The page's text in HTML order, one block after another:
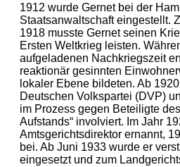
1912 wurde Gernet bei der
Staatsanwaltschaft eingestellt.
1918 musste Gernet seinen
Ersten Weltkrieg leisten.
aufgeladenen Nachkriegszeit
reaktionär gesinnten
lokaler Ebene bildeten. Ab
Deutschen Volkspartei (DVP)
im Prozess gegen Beteiligte
Aufstands“ involviert. Im Jahr
Amtsgerichtsdirektor ernannt,
bei. Ab Juni 1933 wurde er
eingesetzt und zum